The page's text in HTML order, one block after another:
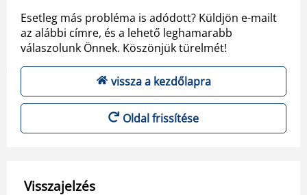
Esetleg más probléma is adódott? Küldjön e-mailt
az alábbi címre, és a lehető leghamarabb
válaszolunk Önnek. Köszönjük türelmét!
vissza a kezdőlapra
Oldal frissítése
Visszajelzés